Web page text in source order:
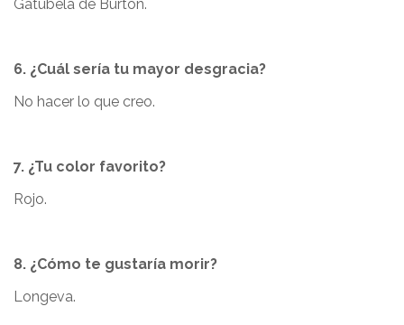
Gatubela de Burton.
6. ¿Cuál sería tu mayor desgracia?
No hacer lo que creo.
7. ¿Tu color favorito?
Rojo.
8. ¿Cómo te gustaría morir?
Longeva.